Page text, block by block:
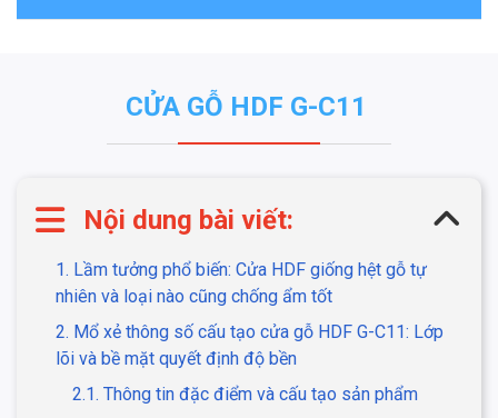
CỬA GỖ HDF G-C11
Nội dung bài viết:
1. Lầm tưởng phổ biến: Cửa HDF giống hệt gỗ tự
nhiên và loại nào cũng chống ẩm tốt
2. Mổ xẻ thông số cấu tạo cửa gỗ HDF G-C11: Lớp
lõi và bề mặt quyết định độ bền
2.1. Thông tin đặc điểm và cấu tạo sản phẩm